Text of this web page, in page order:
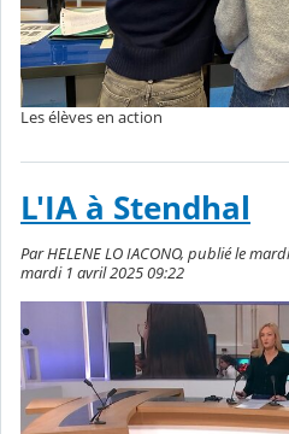
Les élèves en action
L'IA à Stendhal
Par HELENE LO IACONO, publié le
mardi 1 avril 2025 09:22